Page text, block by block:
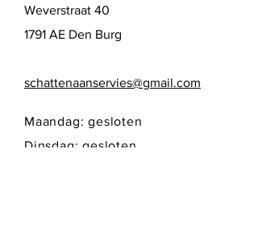
Weverstraat 40
1791 AE Den Burg
schattenaanservies@gmail.com
Maandag: gesloten
Dinsdag: gesloten